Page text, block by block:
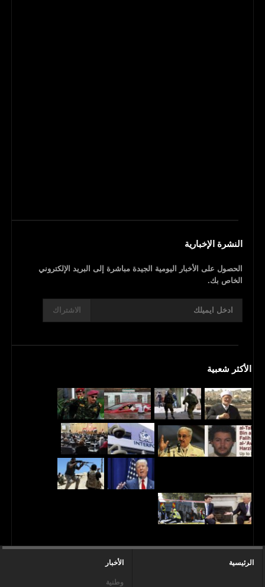
النشرة الإخبارية
الحصول على الأخبار اليومية الجيدة مباشرة إلى البريد الإلكتروني
الخاص بك.
الاشتراك
الأكثر شعبية
الرئيسية الأخبار
وطنية